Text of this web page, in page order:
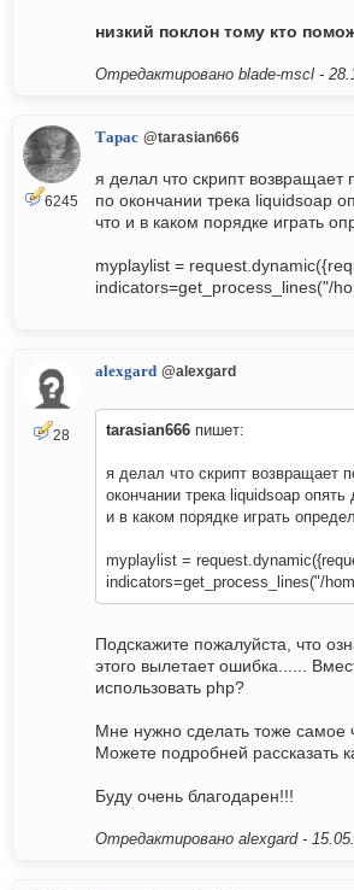
низкий поклон тому кто
Отредактировано blade-mscl -
6245
Тарас @tarasian666
я делал что скрипт возвращает
по окончании трека liquidsoap
что и в каком порядке играть
myplaylist =
indicators=get_process_lines("/
28
alexgard @alexgard
tarasian666 пишет:
я делал что скрипт возвращает
окончании трека liquidsoap опять
и в каком порядке играть
myplaylist =
indicators=get_process_lines("/
Подскажите пожалуйста, что
этого вылетает ошибка......
использовать php?
Мне нужно сделать тоже самое
Можете подробней рассказать
Буду очень благодарен!!!
Отредактировано alexgard -